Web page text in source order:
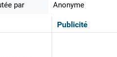
par Anonyme
Publicité